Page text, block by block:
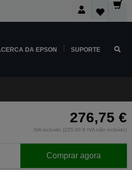
DA EPSON SUPORTE
276,75 €
IVA incluído (225,00 € IVA não incluído)
Comprar agora